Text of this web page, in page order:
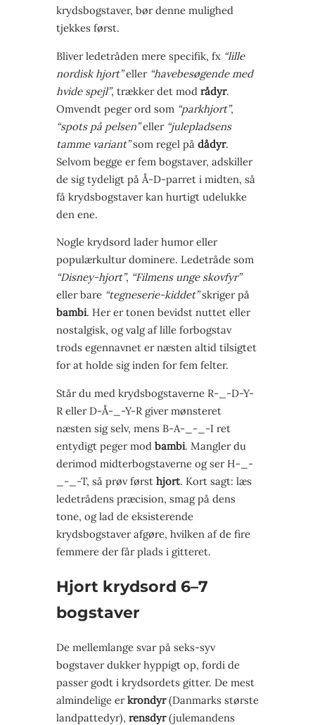
krydsbogstaver, bør denne mulighed
tjekkes først.
Bliver ledetråden mere specifik, fx “lille
nordisk hjort”eller “havebesøgende med
hvide spejl”, trækker det mod rådyr.
Omvendt peger ord som “parkhjort”,
“spots på pelsen”eller “julepladsens
tamme variant”som regel på dådyr.
Selvom begge er fem bogstaver, adskiller
de sig tydeligt på Å-D-parret i midten, så
få krydsbogstaver kan hurtigt udelukke
den ene.
Nogle krydsord lader humor eller
populærkultur dominere. Ledetråde som
“Disney-hjort”, “Filmens unge skovfyr”
eller bare “tegneserie-kiddet”skriger på
bambi. Her er tonen bevidst nuttet eller
nostalgisk, og valg af lille forbogstav
trods egennavnet er næsten altid tilsigtet
for at holde sig inden for fem felter.
Står du med krydsbogstaverne R-_-D-Y-
R eller D-Å-_-Y-R giver mønsteret
næsten sig selv, mens B-A-_-_-I ret
entydigt peger mod bambi. Mangler du
derimod midterbogstaverne og ser H-_-
_-_-T, så prøv først hjort. Kort sagt: læs
ledetrådens præcision, smag på dens
tone, og lad de eksisterende
krydsbogstaver afgøre, hvilken af de fire
femmere der får plads i gitteret.
Hjort krydsord 6–7
bogstaver
De mellemlange svar på seks-syv
bogstaver dukker hyppigt op, fordi de
passer godt i krydsordets gitter. De mest
almindelige erkrondyr(Danmarks største
landpattedyr), rensdyr(julemandens